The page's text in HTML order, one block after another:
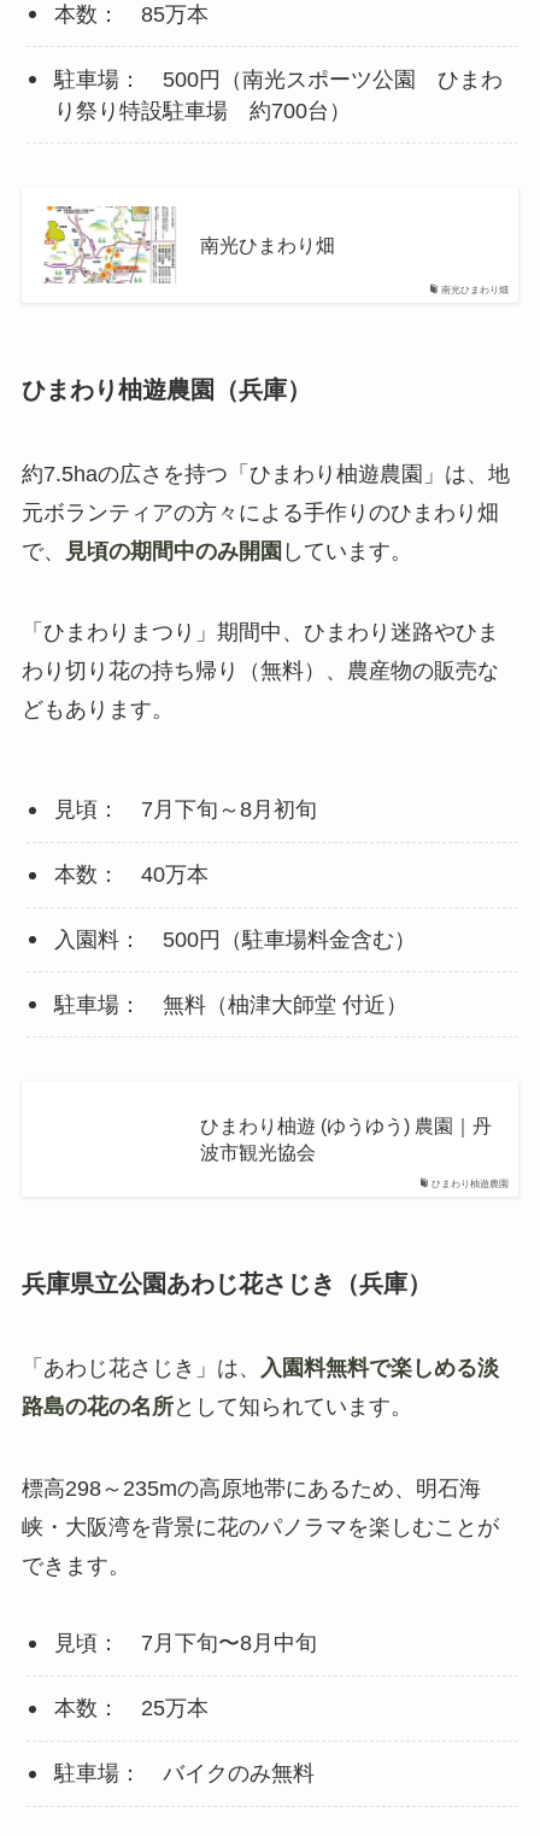
本数： 85万本
駐車場： 500円（南光スポーツ公園 ひまわ
り祭り特設駐車場 約700台）
南光ひまわり畑
南光ひまわり畑
ひまわり柚遊農園（兵庫）
約7.5haの広さを持つ「ひまわり柚遊農園」は、地
元ボランティアの方々による手作りのひまわり畑
で、
見頃の期間中のみ開園 しています。
「ひまわりまつり」期間中、ひまわり迷路やひま
わり切り花の持ち帰り（無料）、農産物の販売な
どもあります。
見頃： 7月下旬～8月初旬
本数： 40万本
入園料： 500円（駐車場料金含む）
駐車場： 無料（柚津大師堂 付近）
ひまわり柚遊農園
ひまわり柚遊 (ゆうゆう) 農園｜丹
波市観光協会
兵庫県立公園あわじ花さじき（兵庫）
「あわじ花さじき」は、
入園料無料で楽しめる淡
路島の花の名所として知られています。
標高298～235mの高原地帯にあるため、明石海
峡・大阪湾を背景に花のパノラマを楽しむことが
できます。
見頃： 7月下旬〜8月中旬
本数： 25万本
駐車場： バイクのみ無料